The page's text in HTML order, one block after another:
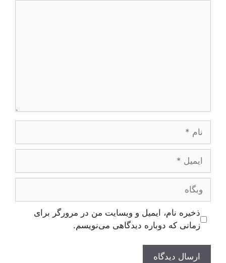
ایمیل
وبگاه
ذخیره نام، ایمیل و وبسایت من در مرورگر برای
زمانی که دوباره دیدگاهی می‌نویسم.